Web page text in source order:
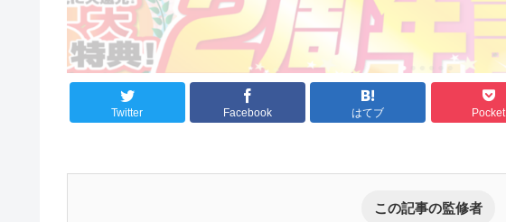
Twitter Facebook はてブ Pocket
この記事の監修者